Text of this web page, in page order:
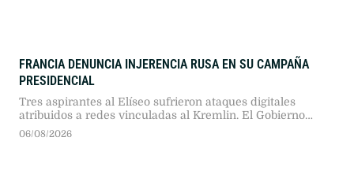
FRANCIA DENUNCIA INJERENCIA RUSA EN SU CAMPAÑA
PRESIDENCIAL
Tres aspirantes al Elíseo sufrieron ataques digitales
atribuidos a redes vinculadas al Kremlin. El Gobierno
propone endurecer sanciones penales mientras la
06/08/2026